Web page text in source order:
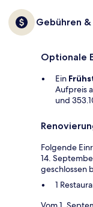
Gebühren
Optionale
Ein
Aufpreis
und
Folgende
14.
geschlossen
1